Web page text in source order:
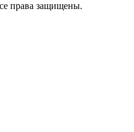
права защищены.